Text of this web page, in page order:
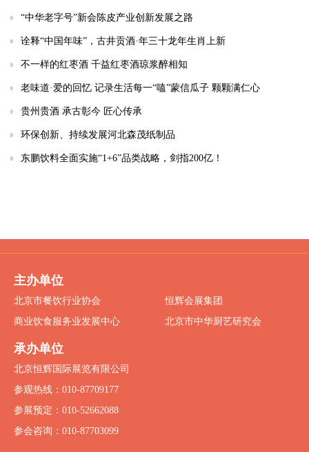
“中华老字号”新会陈皮产业创新发展之路
诠释“中国年味”，古井贡酒·年三十龙年生肖上新
不一样的红枣酒 千益红枣酒琼浆醉相知
老味道·爱的回忆 记录生活每一“嗑”蒙信瓜子 颗颗满仁心
贵州贵酒 承古彰今 匠心传承
环保创新、持续发展河北森茂纸制品
东鹏饮料全面实施“1+6”品类战略，剑指200亿！
主办单位
北京市餐饮行业协会
恒辉会展集团
商业饮食服务业发展中心
北京市中华厨艺研究会
承办单位
北京恒辉国际展览有限公司
参观热线：010-87709177
参展预定：010-52662088
参会咨询：010-87703099